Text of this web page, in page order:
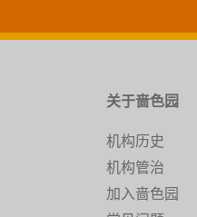
关于啬色园
机构历史
机构管治
加入啬色园